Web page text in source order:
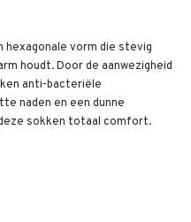
hexagonale vorm die stevig
houdt. Door de aanwezigheid
anti-bacteriële
naden en een dunne
sokken totaal comfort.